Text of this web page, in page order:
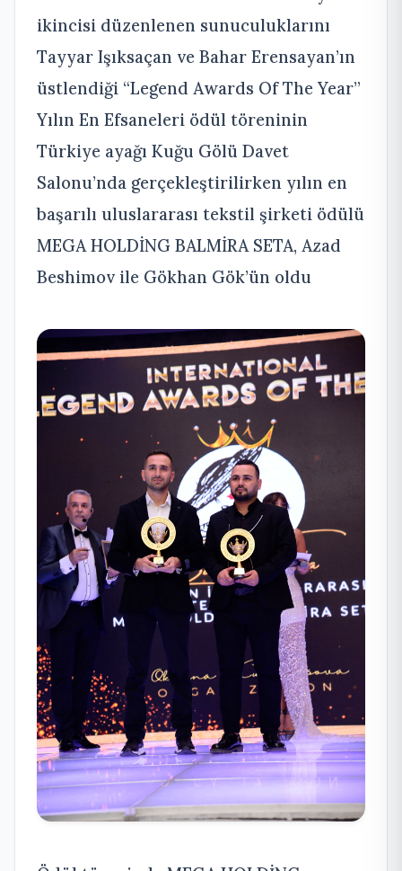
ikincisi düzenlenen sunuculuklarını
Tayyar Işıksaçan ve Bahar Erensayan’ın
üstlendiği “Legend Awards Of The Year”
Yılın En Efsaneleri ödül töreninin
Türkiye ayağı Kuğu Gölü Davet
Salonu’nda gerçekleştirilirken yılın en
başarılı uluslararası tekstil şirketi ödülü
MEGA HOLDİNG BALMİRA SETA, Azad
Beshimov ile Gökhan Gök’ün oldu